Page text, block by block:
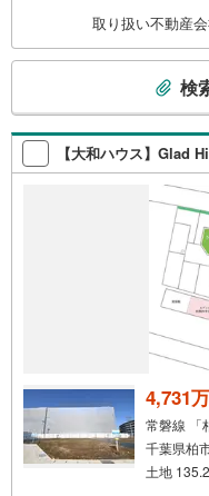
オにお任せくだ
しの、心強いパ
ます！ご見学や
取り扱い不動産
検
索
条
る
・
条
件
検
【大和ハウス】Glad
4,731
常磐線 「
千葉県柏
土地